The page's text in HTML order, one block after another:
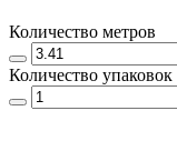
Количество метров
Количество упаковок